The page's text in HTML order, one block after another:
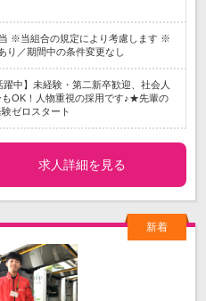
※当組合の規定により考慮します ※
り／期間中の条件変更なし
躍中】未経験・第二新卒歓迎、社会人
もOK！人物重視の採用です♪★先輩の
ゼロスタート
求人詳細を見る